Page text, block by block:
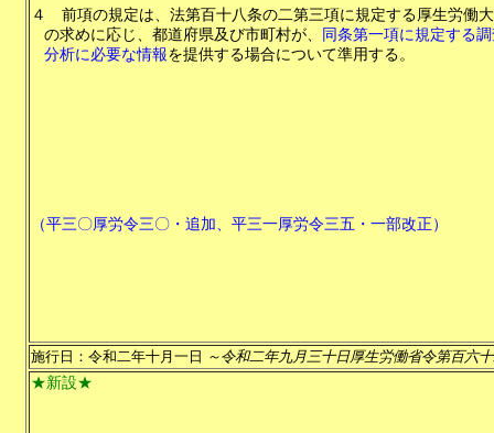
４
前項の規定は、法第百十八条の二第三項に規定する厚生労働
の求めに応じ、都道府県及び市町村が、
同条第一項に規定する
分析に必要な情報を提供する場合について準用する。
（平三〇厚労令三〇・追加、平三一厚労令三五・一部改正）
施行日：令和二年十月一日 ～令和二年九月三十日厚生労働省令第百六
★新設★